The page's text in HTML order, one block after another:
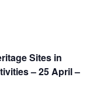
Sites in
– 25 April –